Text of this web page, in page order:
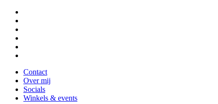
Skip
main
content
Contact
Over mij
Socials
Winkels & events